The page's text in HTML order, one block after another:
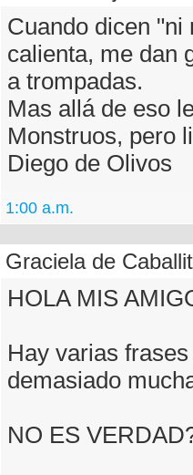
Cuando dicen "ni
calienta, me dan
a trompadas.
Mas allá de eso
Monstruos, pero
Diego de Olivos
1:00 a.m.
Graciela de
HOLA MIS
Hay varias
demasiado
NO ES